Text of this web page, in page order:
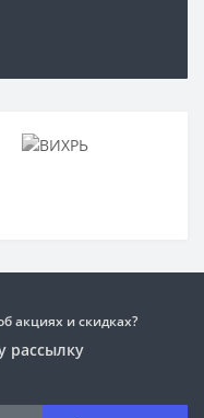
акциях и скидках?
рассылку